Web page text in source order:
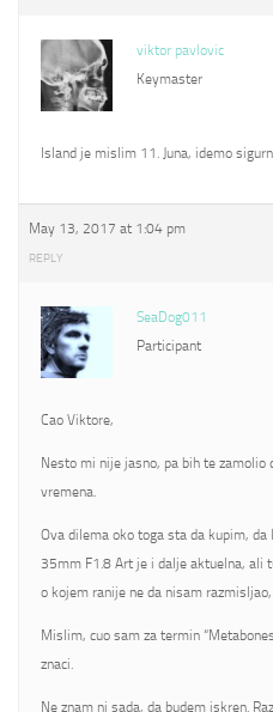
viktor pavlovic
Keymaster
Island je mislim 11. Juna, idemo
May 13, 2017 at 1:04 pm
REPLY
SeaDog011
Participant
Cao Viktore,
Nesto mi nije jasno, pa bih te zamolio
vremena.
Ova dilema oko toga sta da kupim,
35mm F1.8 Art je i dalje aktuelna, ali
o kojem ranije ne da nisam
Mislim, cuo sam za termin
znaci.
Ne znam ni sada, da budem iskren.